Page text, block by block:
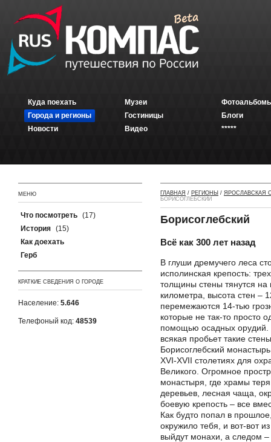
Куда поехать
Города и регионы
Новости
Музеи
Гостиницы
Видео
Блоги
*****
МЕНЮ
Что посмотреть (17)
История (15)
Как доехать
Герб
КРАТКИЕ СВЕДЕНИЯ О ГОРОДЕ
Население: 5.646
Телефоный код: 48539
ГЛАВНАЯ / РЕГИОНЫ / ЯРОСЛАВСКАЯ
БОРИСОГЛЕБСКИЙ
Борисоглебский
Всё как 300 лет назад
В глуши дремучего леса
исполинская крепость:
толщины стены тянутся на
километра, высота стен –
перемежаются 14-тью
которые не так-то просто
помощью осадных орудий.
всякая пробьет такие
Борисоглебский
XVI-XVII столетиях для
Великого. Огромное
монастыря, где храмы
деревьев, лесная чаща,
боевую крепость – все
Как будто попал в
окружило тебя, и вот-вот
выйдут монахи, а следом